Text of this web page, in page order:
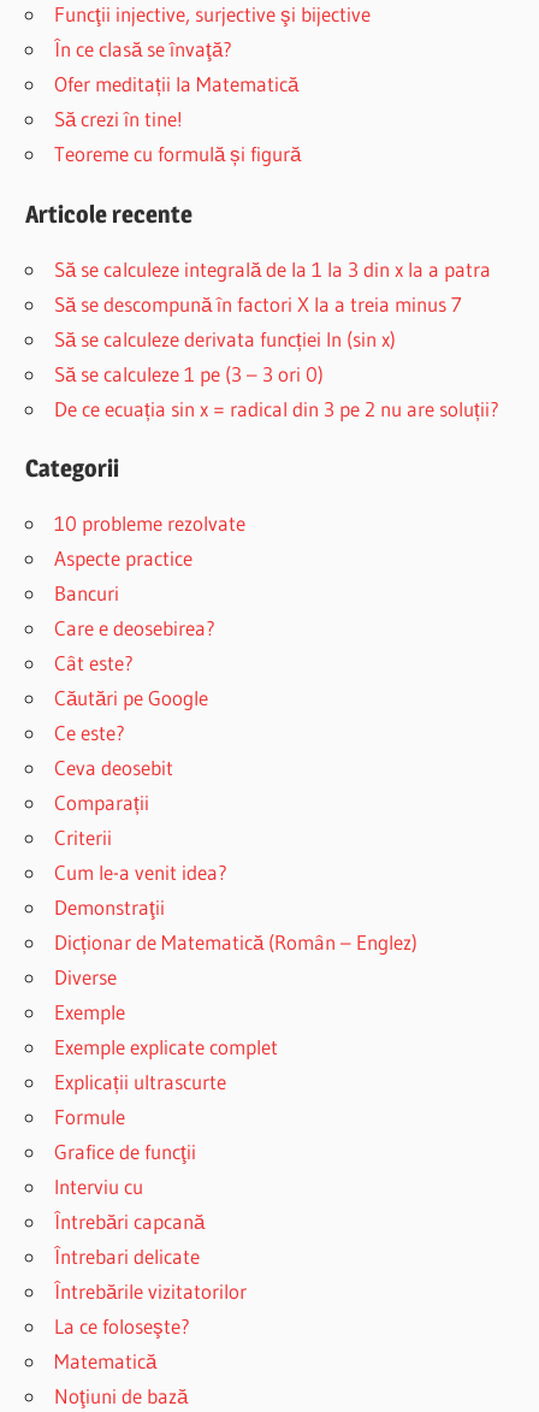
Funcţii injective, surjective şi bijective
În ce clasă se învaţă?
Ofer meditații la Matematică
Să crezi în tine!
Teoreme cu formulă și figură
Articole recente
Să se calculeze integrală de la 1 la 3 din x la a patra
Să se descompună în factori X la a treia minus 7
Să se calculeze derivata funcției ln (sin x)
Să se calculeze 1 pe (3 – 3 ori 0)
De ce ecuația sin x = radical din 3 pe 2 nu are soluții?
Categorii
10 probleme rezolvate
Aspecte practice
Bancuri
Care e deosebirea?
Cât este?
Căutări pe Google
Ce este?
Ceva deosebit
Comparații
Criterii
Cum le-a venit idea?
Demonstraţii
Dicționar de Matematică (Român – Englez)
Diverse
Exemple
Exemple explicate complet
Explicații ultrascurte
Formule
Grafice de funcţii
Interviu cu
Întrebări capcană
Întrebari delicate
Întrebările vizitatorilor
La ce foloseşte?
Matematică
Noţiuni de bază